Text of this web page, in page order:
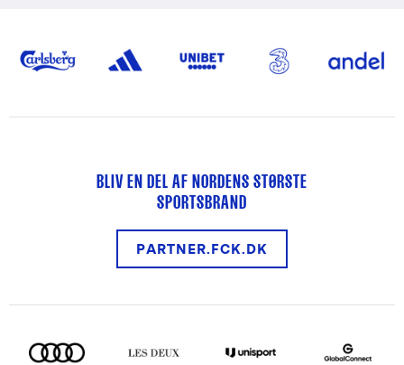
BLIV EN DEL AF NORDENS STØRSTE
SPORTSBRAND
PARTNER.FCK.DK